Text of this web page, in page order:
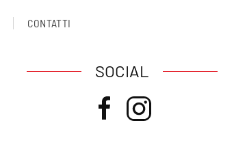
CONTATTI
SOCIAL